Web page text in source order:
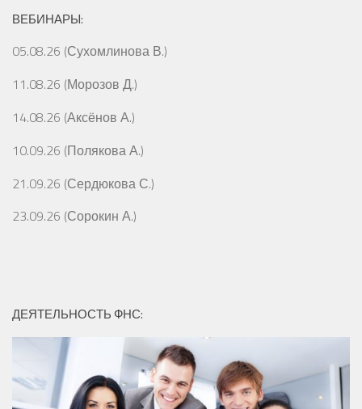
ВЕБИНАРЫ:
05.08.26 (Сухомлинова В.)
11.08.26 (Морозов Д.)
14.08.26 (Аксёнов А.)
10.09.26 (Полякова А.)
21.09.26 (Сердюкова С.)
23.09.26 (Сорокин А.)
ДЕЯТЕЛЬНОСТЬ ФНС: